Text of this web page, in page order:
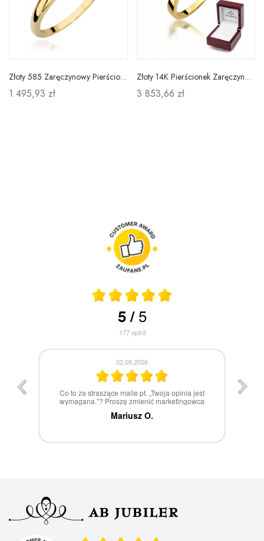
Złoty 585 Zaręczynowy Pierścionek Ametyst Diamenty
1 495,93 zł
Złoty 14K Pierścionek Zaręczynowy Brylant 0,25ct
3 853,66 zł
5/5
177opinii
30.07.2026
W 100% polecam
Marcin Z.